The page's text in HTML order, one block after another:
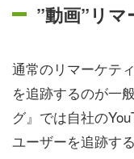
”動画”リ
通常のリマーケテ
を追跡するのが一
グ』では自社の
ユーザーを追跡す